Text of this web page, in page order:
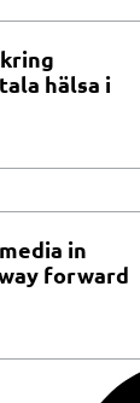
hälsa i
in
forward